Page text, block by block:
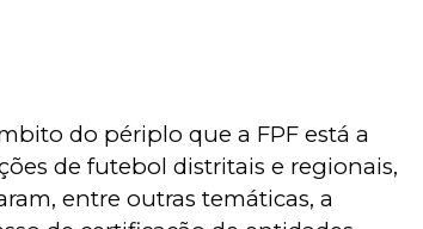
do périplo que a FPF está a
de futebol distritais e regionais,
entre outras temáticas, a